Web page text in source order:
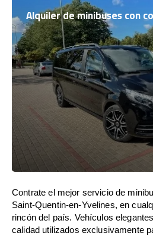
Alquiler de minibuses con
Contrate el mejor servicio de
Saint-Quentin-en-Yvelines, en
rincón del país. Vehículos
calidad utilizados exclusivamente